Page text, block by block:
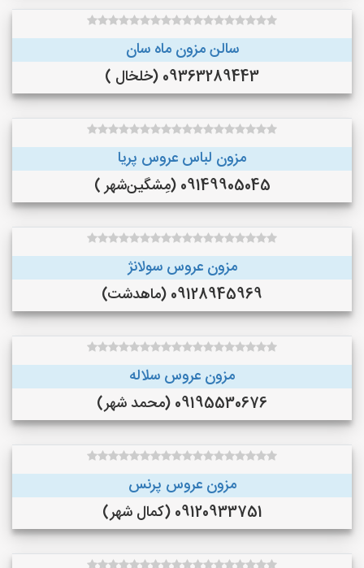
سالن مزون ماه سان
09363289443 (خلخال )
مزون لباس عروس پریا
09149905045 (مِشگین‌شهر )
مزون عروس سولانژ
09128945969 (ماهدشت)
مزون عروس سلاله
09195530676 (محمد شهر)
مزون عروس پرنس
09120933751 (کمال شهر)